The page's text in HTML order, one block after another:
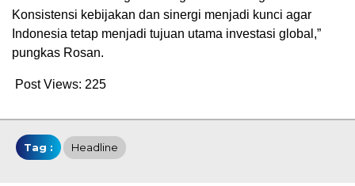
Konsistensi kebijakan dan sinergi menjadi kunci agar
Indonesia tetap menjadi tujuan utama investasi global,”
pungkas Rosan.
Post Views: 225
Tag : Headline